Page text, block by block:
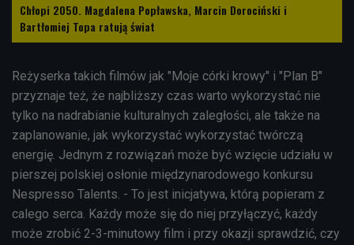
Chłopi 2050. Magdalena Popławska, Marcin Dorociński i
Bartłomiej Topa ratują świat
Reżyserka takich filmów jak "Moje córki krowy" i "Plan B"
przyznaje też, że najbliższy czas warto wykorzystać nie
tylko na nadrabianie kulturalnych zaległości, ale także na
zaplanowanie, jak wykorzystać wykorzystać twórczą
energię. Jednym z rozwiązań może być wzięcie udziału w
pierszej polskiej osłonie międzynarodowego konkursu
Nespresso Talents. - To jest inicjatywa, którą popieram z
calego serca. Każdy może się do niej przyłączyć, każdy
może zrobić 2-3-minutowy film i przy okazji sprawdzić, czy